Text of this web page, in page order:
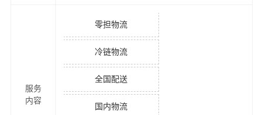
服务
内容
零担物流
冷链物流
全国配送
国内物流